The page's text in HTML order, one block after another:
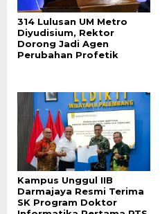
314 Lulusan UM Metro
Diyudisium, Rektor
Dorong Jadi Agen
Perubahan Profetik
Kampus Unggul IIB
Darmajaya Resmi Terima
SK Program Doktor